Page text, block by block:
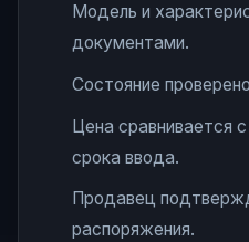
Модель и
документами.
Состояние
Цена сравнивается
срока ввода.
Продавец
распоряжения.